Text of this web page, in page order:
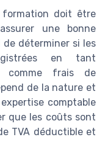
formation doit être
une bonne
déterminer si les
en tant
comme frais de
de la nature et
comptable
que les coûts sont
TVA déductible et